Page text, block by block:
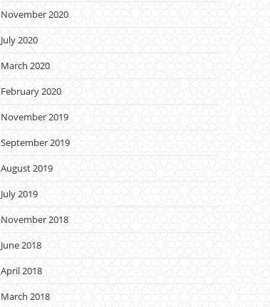
November 2020
July 2020
March 2020
February 2020
November 2019
September 2019
August 2019
July 2019
November 2018
June 2018
April 2018
March 2018